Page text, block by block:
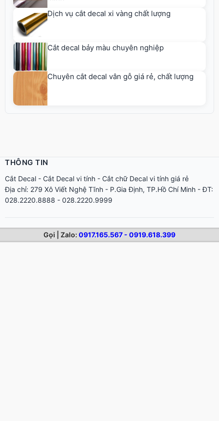
Dịch vụ cắt decal xi vàng chất lượng
Cắt decal bảy màu chuyên nghiệp
Chuyên cắt decal vân gỗ giá rẻ, chất lượng
THÔNG TIN
Cắt Decal - Cắt Decal vi tính - Cắt chữ Decal vi tính giá rẻ
Địa chỉ: 279 Xô Viết Nghệ Tĩnh - P.Gia Định, TP.Hồ Chí Minh - ĐT:
028.2220.8888 - 028.2220.9999
Gọi | Zalo:0917.165.567 - 0919.618.399